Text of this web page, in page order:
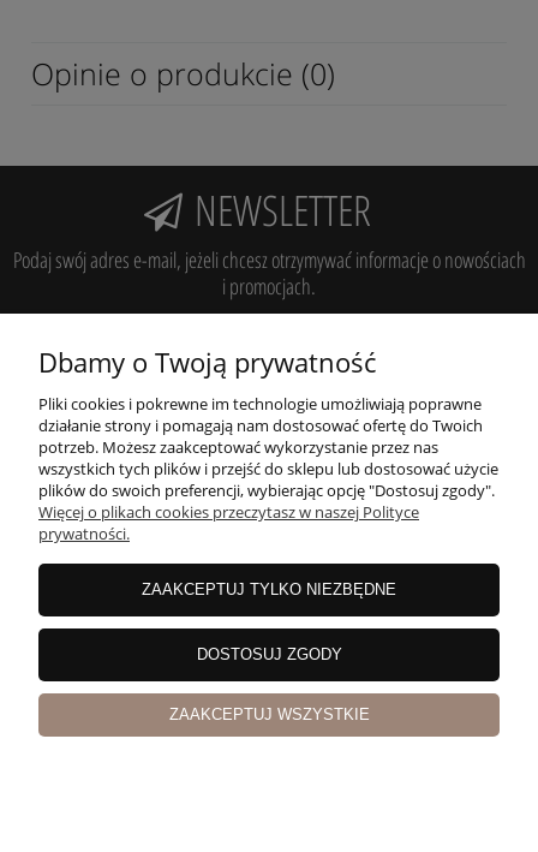
Opinie o produkcie (0)
NEWSLETTER
Podaj swój adres e-mail, jeżeli chcesz otrzymywać informacje o nowościach
i promocjach.
Potrzebujesz pomocy? Zadzwoń!
+48 606 994 946
Pruszków, Nowa Stacja, ul. Sienkiewicza
19
Dbamy o Twoją prywatność
Pliki cookies i pokrewne im technologie umożliwiają poprawne
działanie strony i pomagają nam dostosować ofertę do Twoich
potrzeb. Możesz zaakceptować wykorzystanie przez nas
wszystkich tych plików i przejść do sklepu lub dostosować użycie
plików do swoich preferencji, wybierając opcję "Dostosuj zgody".
Więcej o plikach cookies przeczytasz w naszej Polityce
prywatności.
ZAAKCEPTUJ TYLKO NIEZBĘDNE
DOSTOSUJ ZGODY
ZAAKCEPTUJ WSZYSTKIE